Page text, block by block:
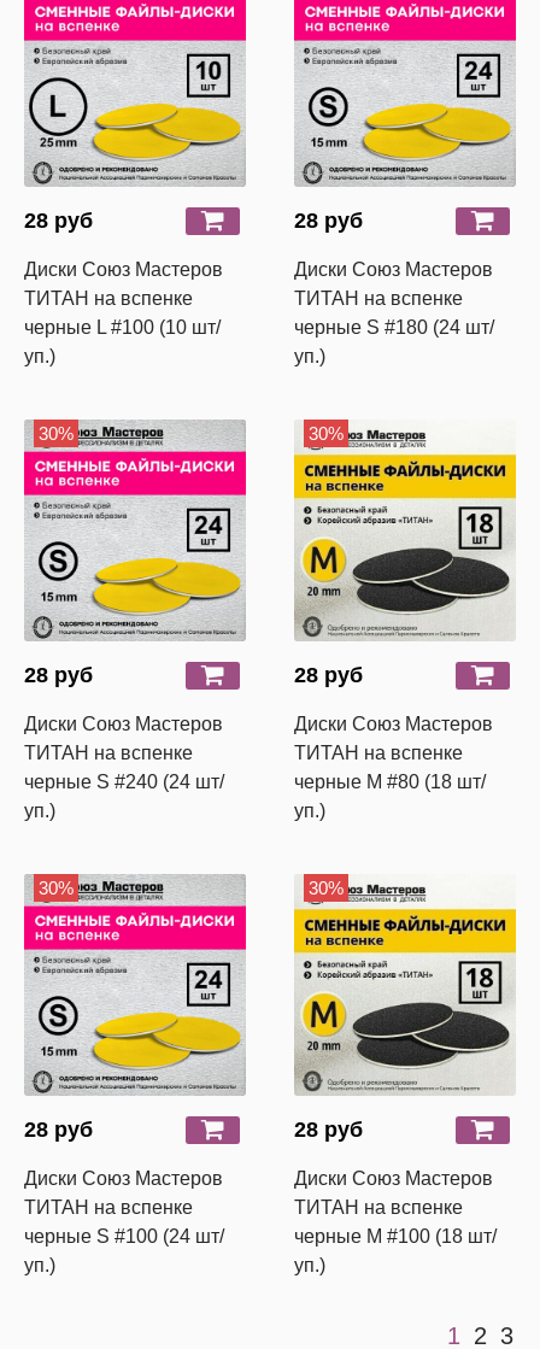
28 руб
Диски Союз Мастеров
ТИТАН на вспенке
черные L #100 (10 шт/
уп.)
28 руб
Диски Союз Мастеров
ТИТАН на вспенке
черные S #180 (24 шт/
уп.)
30%
28 руб
Диски Союз Мастеров
ТИТАН на вспенке
черные S #240 (24 шт/
уп.)
30%
28 руб
Диски Союз Мастеров
ТИТАН на вспенке
черные M #80 (18 шт/
уп.)
30%
28 руб
Диски Союз Мастеров
ТИТАН на вспенке
черные S #100 (24 шт/
уп.)
30%
28 руб
Диски Союз Мастеров
ТИТАН на вспенке
черные M #100 (18 шт/
уп.)
1 2 3